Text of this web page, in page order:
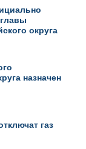
округа
назначен
газ